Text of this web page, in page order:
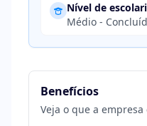
Nível de
Médio -
Benefícios
Veja o que a